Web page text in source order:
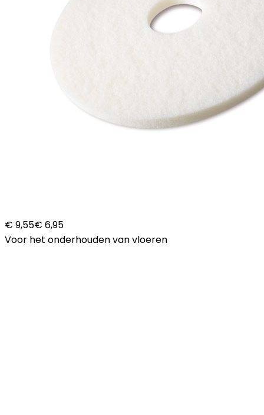
€ 9,55€ 6,95
Voor het onderhouden van vloeren